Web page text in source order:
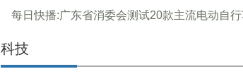
每日快播:广东省消委会测试20款主流电动自行
科技